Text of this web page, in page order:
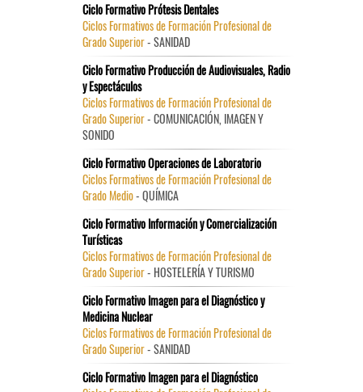
Ciclo Formativo Prótesis Dentales
Ciclos Formativos de Formación Profesional de
Grado Superior- SANIDAD
Ciclo Formativo Producción de Audiovisuales, Radio
y Espectáculos
Ciclos Formativos de Formación Profesional de
Grado Superior- COMUNICACIÓN, IMAGEN Y
SONIDO
Ciclo Formativo Operaciones de Laboratorio
Ciclos Formativos de Formación Profesional de
Grado Medio- QUÍMICA
Ciclo Formativo Información y Comercialización
Turísticas
Ciclos Formativos de Formación Profesional de
Grado Superior- HOSTELERÍA Y TURISMO
Ciclo Formativo Imagen para el Diagnóstico y
Medicina Nuclear
Ciclos Formativos de Formación Profesional de
Grado Superior- SANIDAD
Ciclo Formativo Imagen para el Diagnóstico